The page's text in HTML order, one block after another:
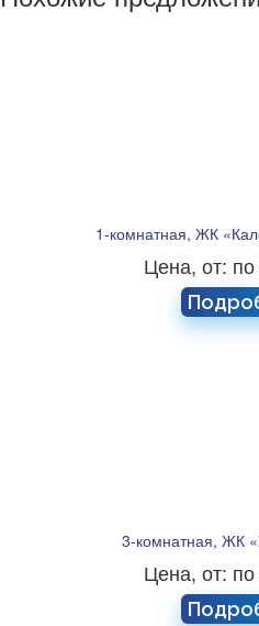
1-комнатная, ЖК
Цена, от:
3-комнатная, ЖК
Цена, от: